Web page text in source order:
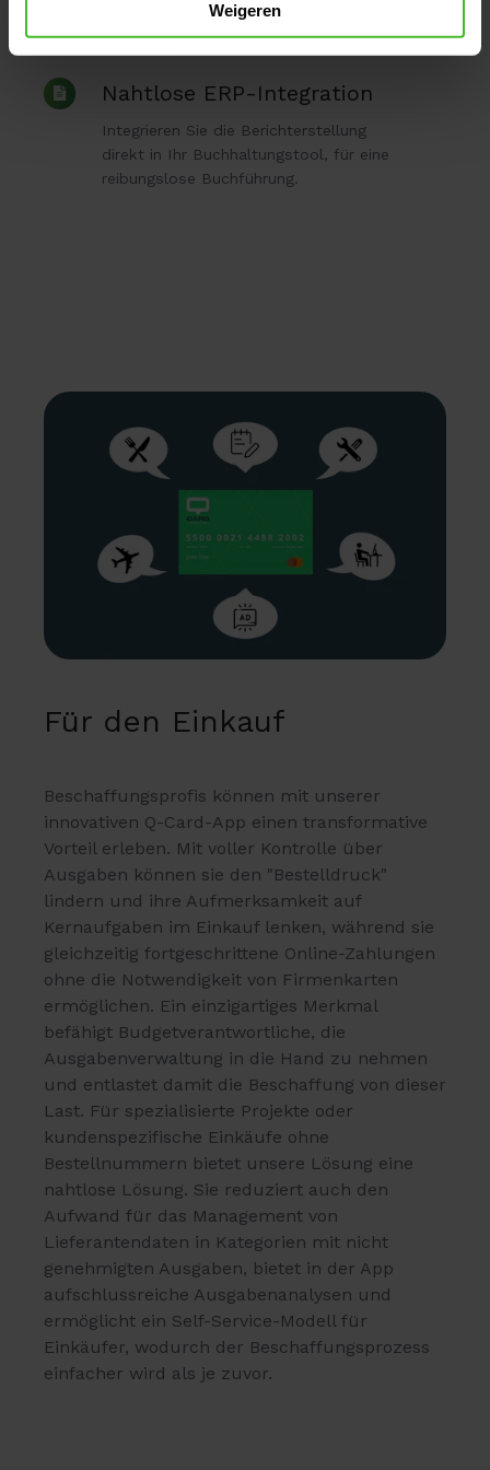
Weigeren
Nahtlose ERP-Integration
Integrieren Sie die Berichterstellung
direkt in Ihr Buchhaltungstool, für eine
reibungslose Buchführung.
Nahtlose
ERP-
Integration
Für den Einkauf
Beschaffungsprofis können mit unserer
innovativen Q-Card-App einen transformative
Vorteil erleben. Mit voller Kontrolle über
Ausgaben können sie den "Bestelldruck"
lindern und ihre Aufmerksamkeit auf
Kernaufgaben im Einkauf lenken, während sie
gleichzeitig fortgeschrittene Online-Zahlungen
ohne die Notwendigkeit von Firmenkarten
ermöglichen. Ein einzigartiges Merkmal
befähigt Budgetverantwortliche, die
Ausgabenverwaltung in die Hand zu nehmen
und entlastet damit die Beschaffung von dieser
Last. Für spezialisierte Projekte oder
kundenspezifische Einkäufe ohne
Bestellnummern bietet unsere Lösung eine
nahtlose Lösung. Sie reduziert auch den
Aufwand für das Management von
Lieferantendaten in Kategorien mit nicht
genehmigten Ausgaben, bietet in der App
aufschlussreiche Ausgabenanalysen und
ermöglicht ein Self-Service-Modell für
Einkäufer, wodurch der Beschaffungsprozess
einfacher wird als je zuvor.